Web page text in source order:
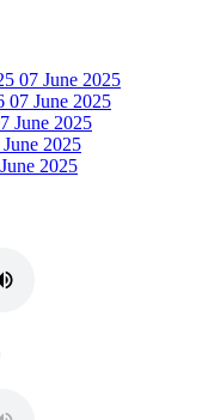
07 June 2025
07 June 2025
June 2025
2025
2025